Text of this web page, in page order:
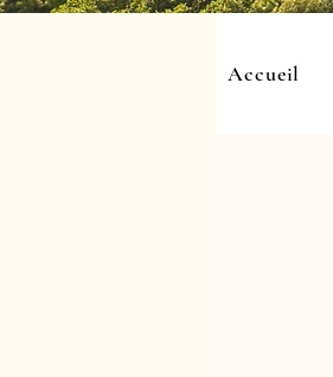
Accueil